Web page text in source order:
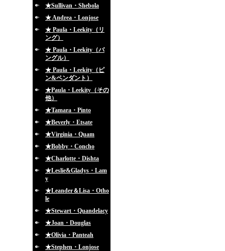
★Sullivan・Shebola
★ Andrea・Lonjose
★ Paula・Leekity（リ
ング）
★ Paula・Leekity（バ
ングル）
★ Paula・Leekity（ピ
ン&ペンダント）
★Paula・Leekity（その
他）
★Tamara・Pinto
★Beverly・Etsate
★Virginia・Quam
★Bobby・Concho
★Charlotte・Dishta
★Leslie&Gladys・Lam
y
★Leander＆Lisa・Otho
le
★Stewart・Quandelacy
★Joan・Douglas
★Olivia・Panteah
★Stephen・Lonjose